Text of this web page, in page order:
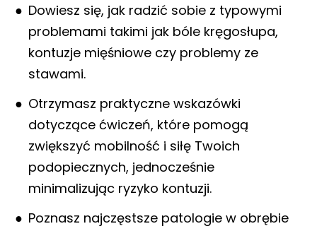
Dowiesz się, jak radzić sobie z typowymi
problemami takimi jak bóle kręgosłupa,
kontuzje mięśniowe czy problemy ze
stawami.
Otrzymasz praktyczne wskazówki
dotyczące ćwiczeń, które pomogą
zwiększyć mobilność i siłę Twoich
podopiecznych, jednocześnie
minimalizując ryzyko kontuzji.
Poznasz najczęstsze patologie w obrębie